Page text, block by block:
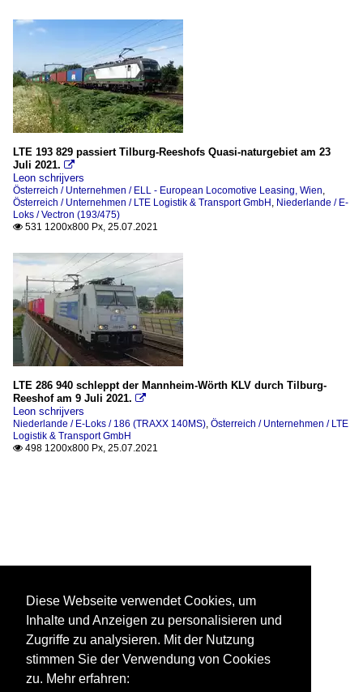
LTE 193 829 passiert Tilburg-Reeshofs Quasi-naturgebiet am 23
Juli 2021. 
Leon schrijvers
Österreich / Unternehmen / ELL - European Locomotive Leasing, Wien,
Österreich / Unternehmen / LTE Logistik & Transport GmbH, Niederlande / E-
Loks / Vectron (193/475)
 531 1200x800 Px, 25.07.2021
LTE 286 940 schleppt der Mannheim-Wörth KLV durch Tilburg-
Reeshof am 9 Juli 2021. 
Leon schrijvers
Niederlande / E-Loks / 186 (TRAXX 140MS), Österreich / Unternehmen / LTE
Logistik & Transport GmbH
 498 1200x800 Px, 25.07.2021
Diese Webseite verwendet Cookies, um
Inhalte und Anzeigen zu personalisieren und
Zugriffe zu analysieren. Mit der Nutzung
stimmen Sie der Verwendung von Cookies
zu. Mehr erfahren: